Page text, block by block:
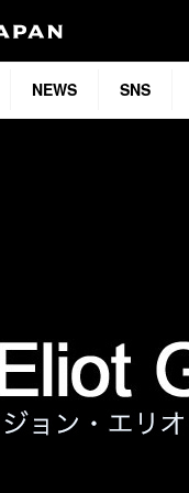
NEWS SNS